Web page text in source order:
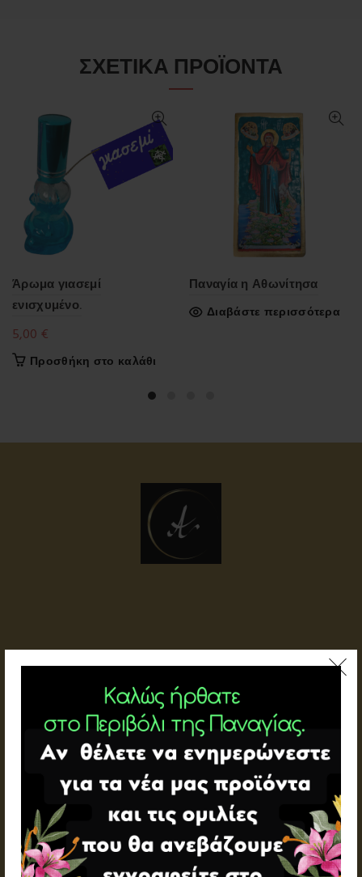
ΣΧΕΤΙΚΆ ΠΡΟΪΌΝΤΑ
Άρωμα γιασεμί
ενισχυμένο.
5,00 €
Προσθήκη στο καλάθι
Παναγία η Αθωνίτησα
Διαβάστε περισσότερα